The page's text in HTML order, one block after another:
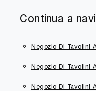
Continua a
Negozio Di Tavolini
Negozio Di Tavolini
Negozio Di Tavolini